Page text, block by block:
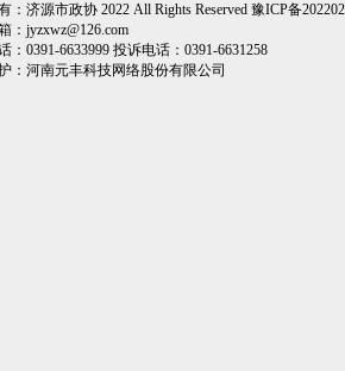
：济源市政协 2022 All Rights Reserved 豫ICP备
：jyzxwz@126.com
：0391-6633999 投诉电话：0391-6631258
： 河南元丰科技网络股份有限公司